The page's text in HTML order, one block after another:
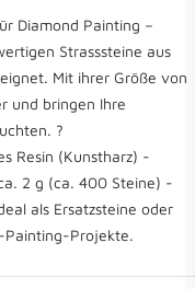
Diamond Painting –
Strasssteine aus
Mit ihrer Größe von
und bringen Ihre
?
Resin (Kunstharz) -
2 g (ca. 400 Steine) -
als Ersatzsteine oder
Painting-Projekte.